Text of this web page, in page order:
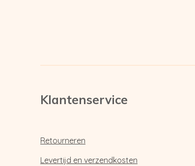
Klantenservice
Retourneren
Levertijd en verzendkosten